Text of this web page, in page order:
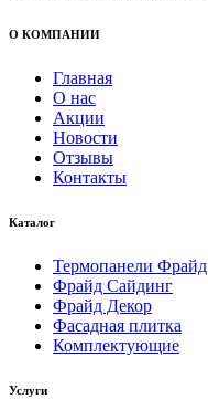
О КОМПАНИИ
Главная
О нас
Акции
Новости
Отзывы
Контакты
Каталог
Термопанели Фрайд
Фрайд Сайдинг
Фрайд Декор
Фасадная плитка
Комплектующие
Услуги